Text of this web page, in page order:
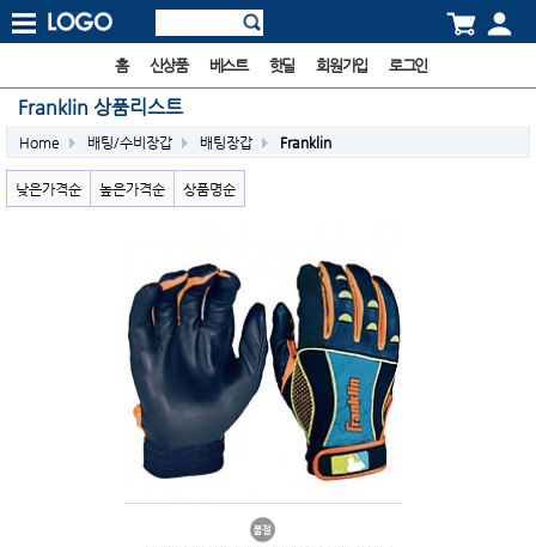
홈 신상품 베스트 핫딜 회원가입 로그인
Franklin 상품리스트
Home 배팅/수비장갑 배팅장갑 Franklin
낮은가격순 높은가격순 상품명순